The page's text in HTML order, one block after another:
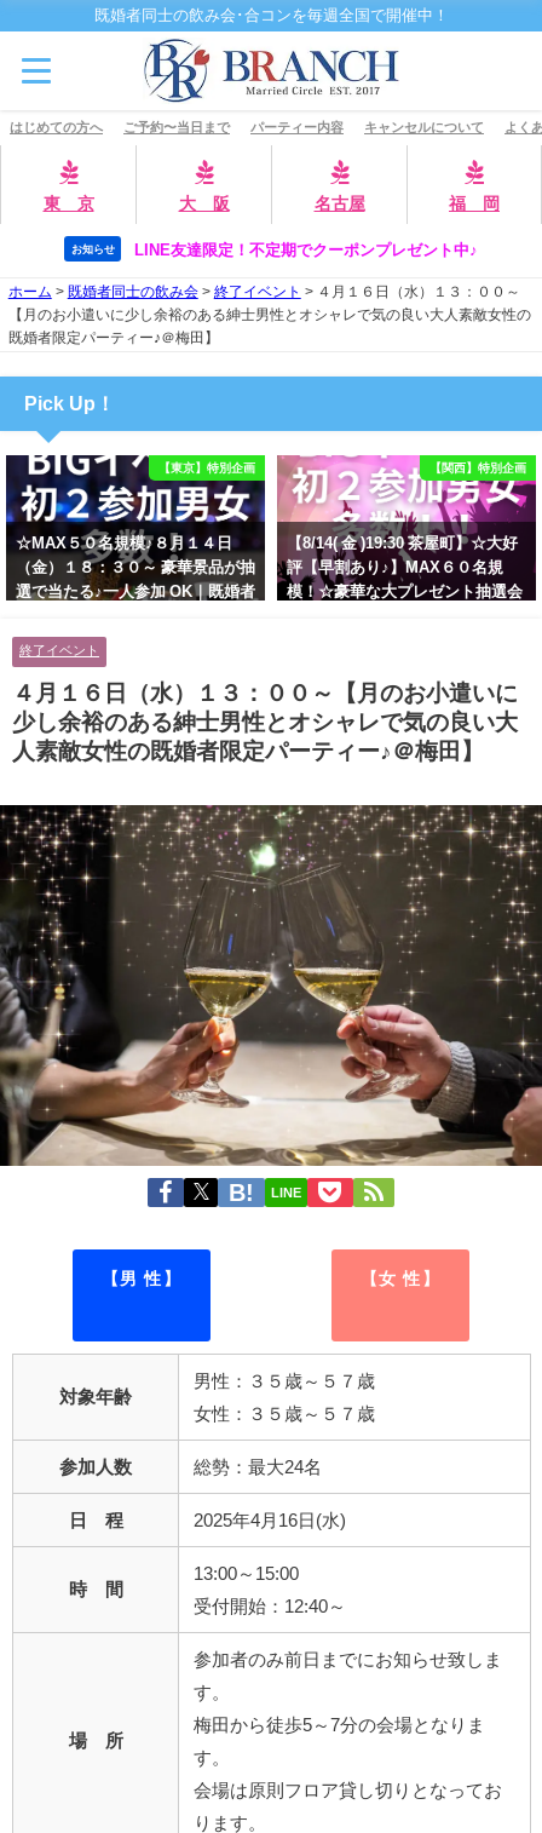
既婚者同士の飲み会･合コンを毎週全国で開催中！
はじめての方へ ご予約〜当日まで パーティー内容 キャンセルについて よく
東 京 大 阪 名古屋 福 岡
お知らせ LINE友達限定！不定期でクーポンプレゼント中♪
ホーム > 既婚者同士の飲み会> 終了イベント > ４月１６日（水）１３：００～
【月のお小遣いに少し余裕のある紳士男性とオシャレで気の良い大人素敵女性の
既婚者限定パーティー♪＠梅田】
Pick Up！
【東京】特別企画
☆MAX５０名規模♪８月１４日
（金）１８：３０～ 豪華景品が抽
選で当たる♪一人参加 OK｜既婚者
に余裕のある健康的なオシャレ男
性と美容好きで優しさのある大人
女性の既婚者限定ビッグパーティ
ー♪＠池袋】
【関西】特別企画
【8/14( 金 )19:30 茶屋町】☆大好
評【早割あり♪】MAX６０名規
模！☆豪華な大プレゼント抽選会
ティー♪＠茶屋町】
終了イベント
４月１６日（水）１３：００～【月のお小遣いに
少し余裕のある紳士男性とオシャレで気の良い大
人素敵女性の既婚者限定パーティー♪＠梅田】
LINE
【男 性】 【女 性】
対象年齢
男性：３５歳～５７歳
女性：３５歳～５７歳
参加人数 総勢：最大24名
日 程 2025年4月16日(水)
時 間
13:00～15:00
受付開始：12:40～
場 所
参加者のみ前日までにお知らせ致しま
す。
梅田から徒歩5～7分の会場となりま
す。
会場は原則フロア貸し切りとなってお
ります。